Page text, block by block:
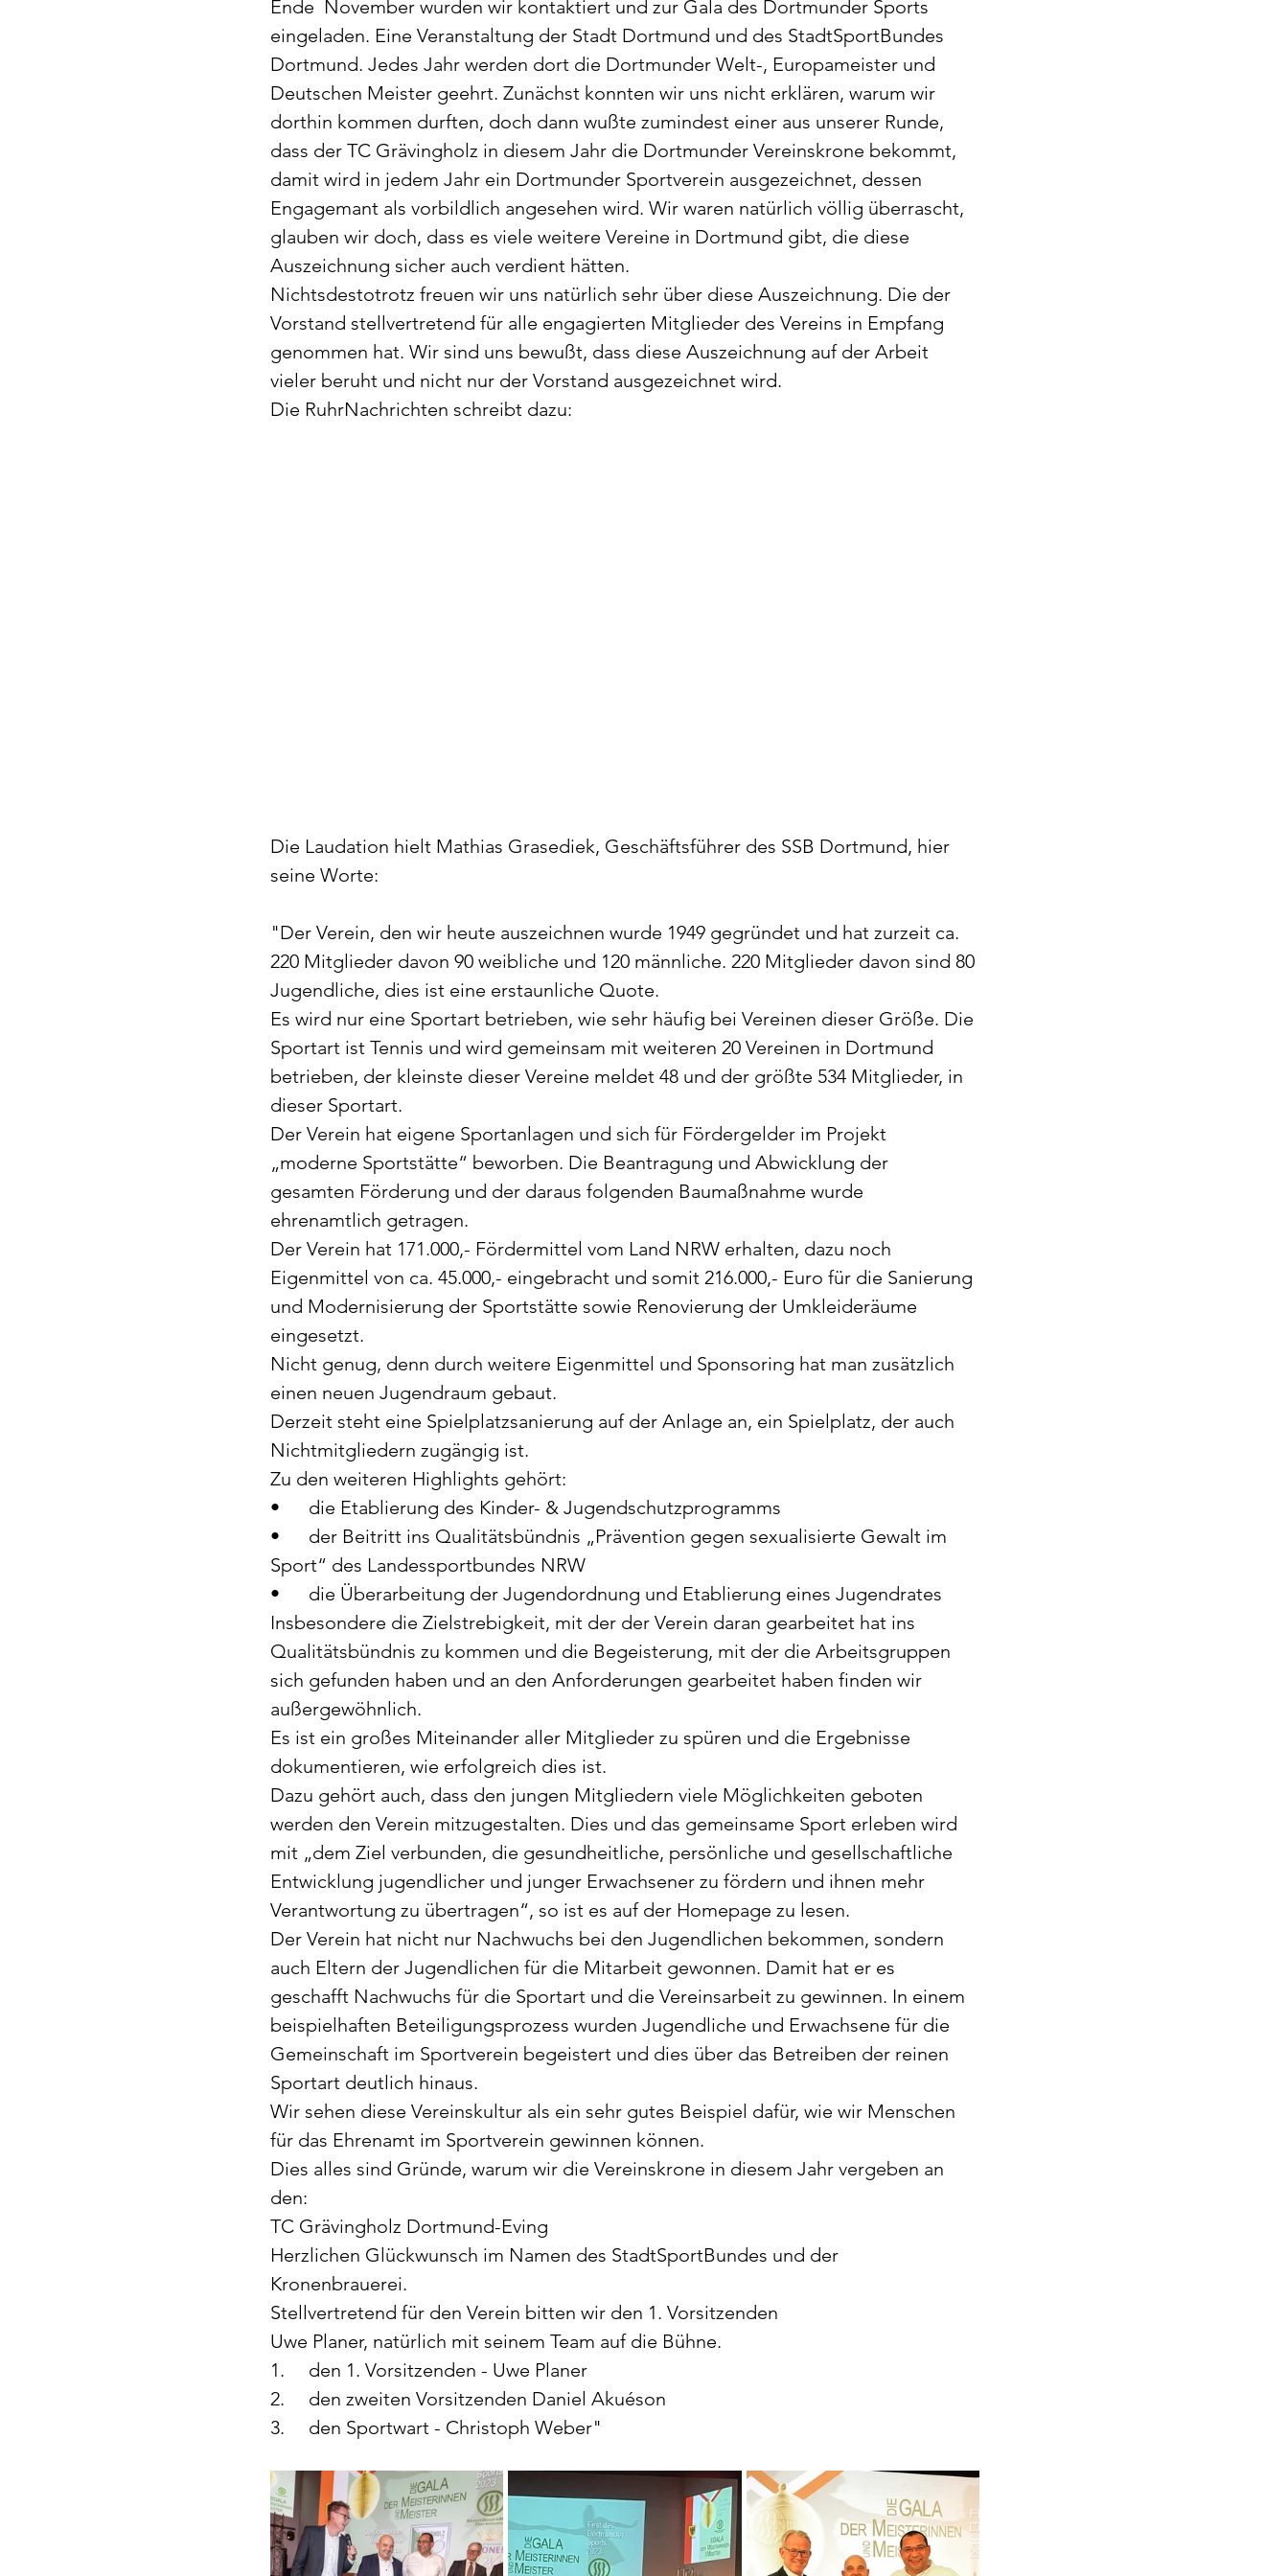
Ende  November wurden wir kontaktiert und zur Gala des Dortmunder Sports
eingeladen. Eine Veranstaltung der Stadt Dortmund und des StadtSportBundes
Dortmund. Jedes Jahr werden dort die Dortmunder Welt-, Europameister und
Deutschen Meister geehrt. Zunächst konnten wir uns nicht erklären, warum wir
dorthin kommen durften, doch dann wußte zumindest einer aus unserer Runde,
dass der TC Grävingholz in diesem Jahr die Dortmunder Vereinskrone bekommt,
damit wird in jedem Jahr ein Dortmunder Sportverein ausgezeichnet, dessen
Engagemant als vorbildlich angesehen wird. Wir waren natürlich völlig überrascht,
glauben wir doch, dass es viele weitere Vereine in Dortmund gibt, die diese
Auszeichnung sicher auch verdient hätten.
Nichtsdestotrotz freuen wir uns natürlich sehr über diese Auszeichnung. Die der
Vorstand stellvertretend für alle engagierten Mitglieder des Vereins in Empfang
genommen hat. Wir sind uns bewußt, dass diese Auszeichnung auf der Arbeit
vieler beruht und nicht nur der Vorstand ausgezeichnet wird.
Die RuhrNachrichten schreibt dazu:
Die Laudation hielt Mathias Grasediek, Geschäftsführer des SSB Dortmund, hier
seine Worte:
"Der Verein, den wir heute auszeichnen wurde 1949 gegründet und hat zurzeit ca.
220 Mitglieder davon 90 weibliche und 120 männliche. 220 Mitglieder davon sind 80
Jugendliche, dies ist eine erstaunliche Quote.
Es wird nur eine Sportart betrieben, wie sehr häufig bei Vereinen dieser Größe. Die
Sportart ist Tennis und wird gemeinsam mit weiteren 20 Vereinen in Dortmund
betrieben, der kleinste dieser Vereine meldet 48 und der größte 534 Mitglieder, in
dieser Sportart.
Der Verein hat eigene Sportanlagen und sich für Fördergelder im Projekt
„moderne Sportstätte“ beworben. Die Beantragung und Abwicklung der
gesamten Förderung und der daraus folgenden Baumaßnahme wurde
ehrenamtlich getragen.
Der Verein hat 171.000,- Fördermittel vom Land NRW erhalten, dazu noch
Eigenmittel von ca. 45.000,- eingebracht und somit 216.000,- Euro für die Sanierung
und Modernisierung der Sportstätte sowie Renovierung der Umkleideräume
eingesetzt.
Nicht genug, denn durch weitere Eigenmittel und Sponsoring hat man zusätzlich
einen neuen Jugendraum gebaut.
Derzeit steht eine Spielplatzsanierung auf der Anlage an, ein Spielplatz, der auch
Nichtmitgliedern zugängig ist.
Zu den weiteren Highlights gehört:
•	die Etablierung des Kinder- & Jugendschutzprogramms
•	der Beitritt ins Qualitätsbündnis „Prävention gegen sexualisierte Gewalt im
Sport“ des Landessportbundes NRW
•	die Überarbeitung der Jugendordnung und Etablierung eines Jugendrates
Insbesondere die Zielstrebigkeit, mit der der Verein daran gearbeitet hat ins
Qualitätsbündnis zu kommen und die Begeisterung, mit der die Arbeitsgruppen
sich gefunden haben und an den Anforderungen gearbeitet haben finden wir
außergewöhnlich.
Es ist ein großes Miteinander aller Mitglieder zu spüren und die Ergebnisse
dokumentieren, wie erfolgreich dies ist.
Dazu gehört auch, dass den jungen Mitgliedern viele Möglichkeiten geboten
werden den Verein mitzugestalten. Dies und das gemeinsame Sport erleben wird
mit „dem Ziel verbunden, die gesundheitliche, persönliche und gesellschaftliche
Entwicklung jugendlicher und junger Erwachsener zu fördern und ihnen mehr
Verantwortung zu übertragen“, so ist es auf der Homepage zu lesen.
Der Verein hat nicht nur Nachwuchs bei den Jugendlichen bekommen, sondern
auch Eltern der Jugendlichen für die Mitarbeit gewonnen. Damit hat er es
geschafft Nachwuchs für die Sportart und die Vereinsarbeit zu gewinnen. In einem
beispielhaften Beteiligungsprozess wurden Jugendliche und Erwachsene für die
Gemeinschaft im Sportverein begeistert und dies über das Betreiben der reinen
Sportart deutlich hinaus.
Wir sehen diese Vereinskultur als ein sehr gutes Beispiel dafür, wie wir Menschen
für das Ehrenamt im Sportverein gewinnen können.
Dies alles sind Gründe, warum wir die Vereinskrone in diesem Jahr vergeben an
den:
TC Grävingholz Dortmund-Eving
Herzlichen Glückwunsch im Namen des StadtSportBundes und der
Kronenbrauerei.
Stellvertretend für den Verein bitten wir den 1. Vorsitzenden
Uwe Planer, natürlich mit seinem Team auf die Bühne.
1.	den 1. Vorsitzenden - Uwe Planer
2.	den zweiten Vorsitzenden Daniel Akuéson
3.	den Sportwart - Christoph Weber"